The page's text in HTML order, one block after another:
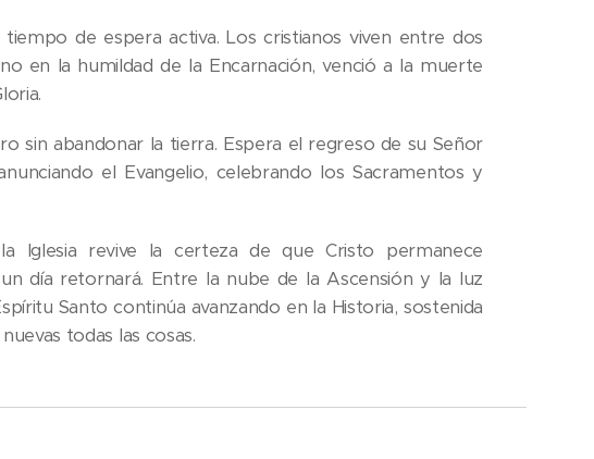
de espera activa. Los cristianos viven entre dos
en la humildad de la Encarnación, venció a la muerte
sin abandonar la tierra. Espera el regreso de su Señor
el Evangelio, celebrando los Sacramentos y
Iglesia revive la certeza de que Cristo permanece
día retornará. Entre la nube de la Ascensión y la luz
Santo continúa avanzando en la Historia, sostenida
todas las cosas.